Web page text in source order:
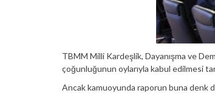
TBMM Milli Kardeşlik, Dayanışma ve
çoğunluğunun oylarıyla kabul edilmesi
Ancak kamuoyunda raporun buna denk